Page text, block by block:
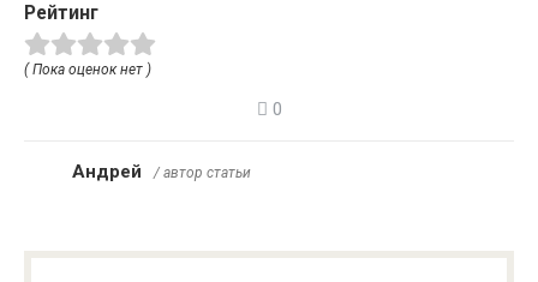
Рейтинг
( Пока оценок нет )
0
Андрей / автор статьи